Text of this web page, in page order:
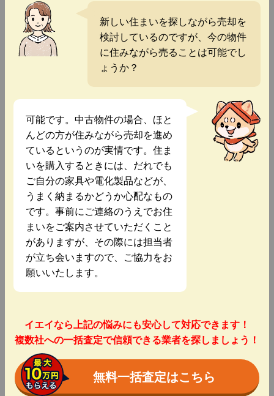
新しい住まいを探しながら売却を
検討しているのですが、今の物件
に住みながら売ることは可能でし
ょうか？
可能です。中古物件の場合、ほと
んどの方が住みながら売却を進め
ているというのが実情です。住ま
いを購入するときには、だれでも
ご自分の家具や電化製品などが、
うまく納まるかどうか心配なもの
です。事前にご連絡のうえでお住
まいをご案内させていただくこと
がありますが、その際には担当者
が立ち会いますので、ご協力をお
願いいたします。
イエイなら上記の悩みにも安心して対応できます！
複数社への一括査定で信頼できる業者を探しましょう！
無料一括査定はこちら